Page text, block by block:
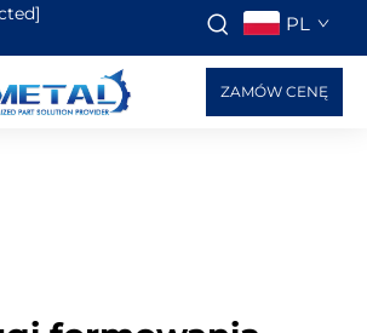
PL
ZAMÓW CENĘ